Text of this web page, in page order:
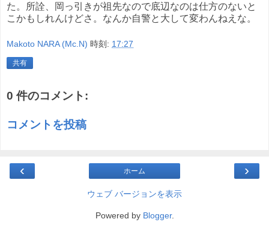
た。所詮、岡っ引きが祖先なので底辺なのは仕方のないと
こかもしれんけどさ。なんか自警と大して変わんねえな。
Makoto NARA (Mc.N) 時刻: 17:27
共有
0 件のコメント:
コメントを投稿
‹ ›
ホーム
ウェブ バージョンを表示
Powered by Blogger.